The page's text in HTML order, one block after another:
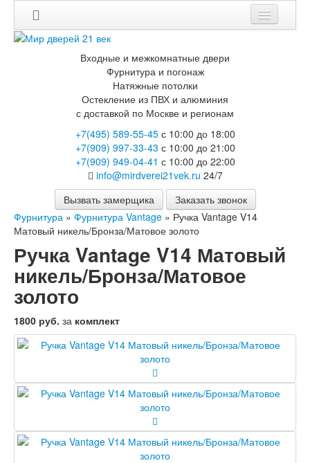
Мои заказы
Двери с терморазрывом для улицы
Противопожарные двери
Двери Бункер
Двери Лекс
Двери Рыцарь
Двери Термодор
Арктика
Монолит
Стайл
Термо
Термо Лацио
Флагман
Заводские двери
Двери Лабиринт
Лабиринт Аляска Лайт
Лабиринт Арт
Лабиринт Атлантик
Лабиринт Бетон
Лабиринт Верса
Лабиринт Версаль
Лабиринт Гранд
Лабиринт Дверь двойная тамбурная под
Входные и межкомнатные двери
Фурнитура и погонаж
Натяжные потолки
Остекление из ПВХ и алюминия
с доставкой по Москве и регионам
+7(495) 589-55-45с 10:00 до 18:00
+7(909) 997-33-43 с 10:00 до 21:00
+7(909) 949-04-41 с 10:00 до 22:00
info@mirdverei21vek.ru 24/7
Вызвать замерщика
Заказать звонок
Фурнитура » Фурнитура Vantage » Ручка Vantage V14
Матовый никель/Бронза/Матовое золото
Ручка Vantage V14 Матовый
никель/Бронза/Матовое
золото
1800 руб. за комплект